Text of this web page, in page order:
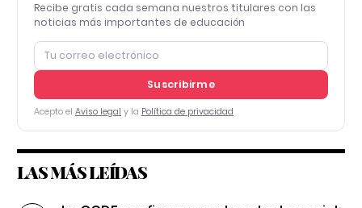
Recibe gratis cada semana nuestros titulares con las
noticias más importantes de educación
Suscribirme
Acepto el Aviso legal y la Política de privacidad
LAS MÁS LEÍDAS